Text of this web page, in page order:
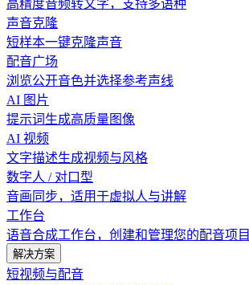
高精度音频转文字，支持多语种
声音克隆
短样本一键克隆声音
配音广场
浏览公开音色并选择参考声线
AI 图片
提示词生成高质量图像
AI 视频
文字描述生成视频与风格
数字人 / 对口型
音画同步，适用于虚拟人与讲解
工作台
语音合成工作台，创建和管理您的配音项目
解决方案
短视频与配音